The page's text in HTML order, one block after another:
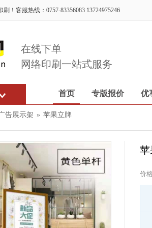
！客服热线：0757-83356083 13724975246
在线下单
网络印刷一站式服务
首页 专版报价 优
告展示架 » 苹果立牌
苹
价